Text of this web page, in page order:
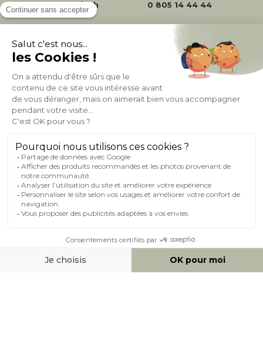
24/72h
0 805 14 44 44
À PROPOS DE MILIBOO
AIDE & CONTACT